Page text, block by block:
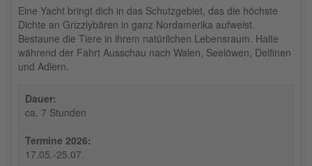
Eine Yacht bringt dich in das Schutzgebiet, das die höchste
Dichte an Grizzlybären in ganz Nordamerika aufweist.
Bestaune die Tiere in ihrem natürlichen Lebensraum. Halte
während der Fahrt Ausschau nach Walen, Seelöwen, Delfinen
und Adlern.
Dauer:
ca. 7 Stunden
Termine 2026:
17.05.-25.07.